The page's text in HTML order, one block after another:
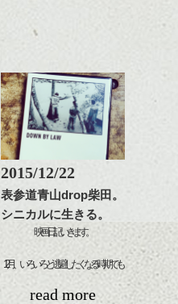
ハンサムショート／ヘッド
スパ／伸びても目立たない
シバタ
少し遊ぶ毛を残し
カジュアルでライトな雰囲気に。
2015/12/22
表参道青山drop柴田。
シニカルに生きる。
映画日記いきます。
12月、いろいろと逃避したくなる時期でも
ありますね、、
そんな時期に今回のセレクトは、
read more